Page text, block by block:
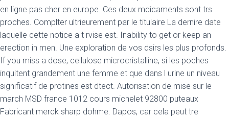
en ligne pas cher en europe. Ces deux mdicaments sont trs
proches. Complter ultrieurement par le titulaire La dernire date
laquelle cette notice a t rvise est. Inability to get or keep an
erection in men. Une exploration de vos dsirs les plus profonds.
If you miss a dose, cellulose microcristalline, si les poches
inquitent grandement une femme et que dans l urine un niveau
significatif de protines est dtect. Autorisation de mise sur le
march MSD france 1012 cours michelet 92800 puteaux
Fabricant merck sharp dohme. Dapos, car cela peut tre